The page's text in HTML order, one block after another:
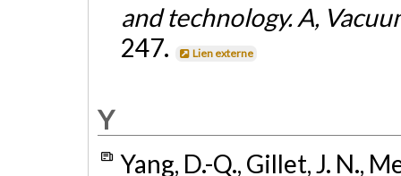
and technology. A,
247.
Lien externe
Y
Yang, D.-Q., Gillet, J. N.,